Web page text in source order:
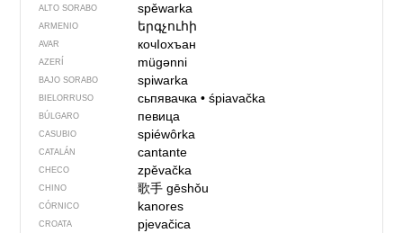
ALTO SORABO spěwarka
ARMENIO երգչուհի
AVAR кочIохъан
AZERÍ mügənni
BAJO SORABO spiwarka
BIELORRUSO сьпявачка• śpiavačka
BÚLGARO певица
CASUBIO spiéwôrka
CATALÁN cantante
CHECO zpěvačka
CHINO 歌手gēshǒu
CÓRNICO kanores
CROATA pjevačica